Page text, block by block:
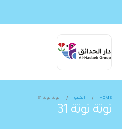
HOME الكتب توتة توتة 31
توتة توتة 31